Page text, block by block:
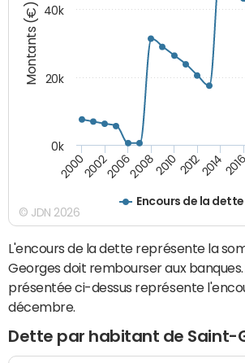
Montants (€)
Encours de la dette
20002002200620082010 201220142016
0k
20k
40k
© JDN 2026
L'encours de la dette représente la
Georges doit rembourser aux
présentée ci-dessus représente
décembre.
Dette par habitant de Saint-